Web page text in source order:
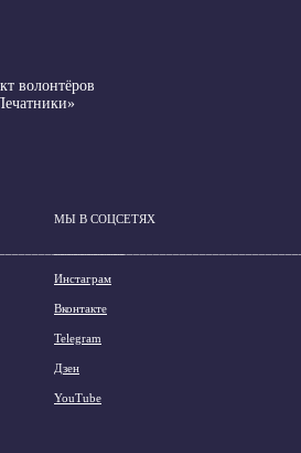
волонтёров
МЫ В СОЦСЕТЯХ
Инстаграм
Вконтакте
Telegram
Дзен
YouTube